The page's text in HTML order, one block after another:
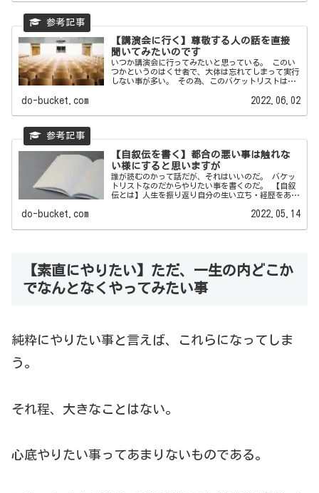
【講演会に行く】尊敬する人の話を直接
聞いてみたいのです
いつか講演会に行ってみたいと思っている。 このい
つかというのはくせ者で、大体は忘れてしまって実行
しない事が多い。 その為、このバケットリストは使
do-bucket.com 2022.06.02
【自叙伝を書く】都合の悪い事は触れな
い様にすると思いますが
誰が読むのかって話だが、それはいいのだ。 バケッ
トリストなのだからやりたい事を書くのだ。 【自叙
伝とは】人生を振り返り自分の生い立ち・経歴をあり
do-bucket.com 2022.05.14
【素直にやりたい】ただ、一生の内どこか
でなんとなくやってみたい事
純粋にやりたい事と言えば、これらになってしま
う。
それ程、大きなことはない。
心底やりたい事ってあまりないものである。